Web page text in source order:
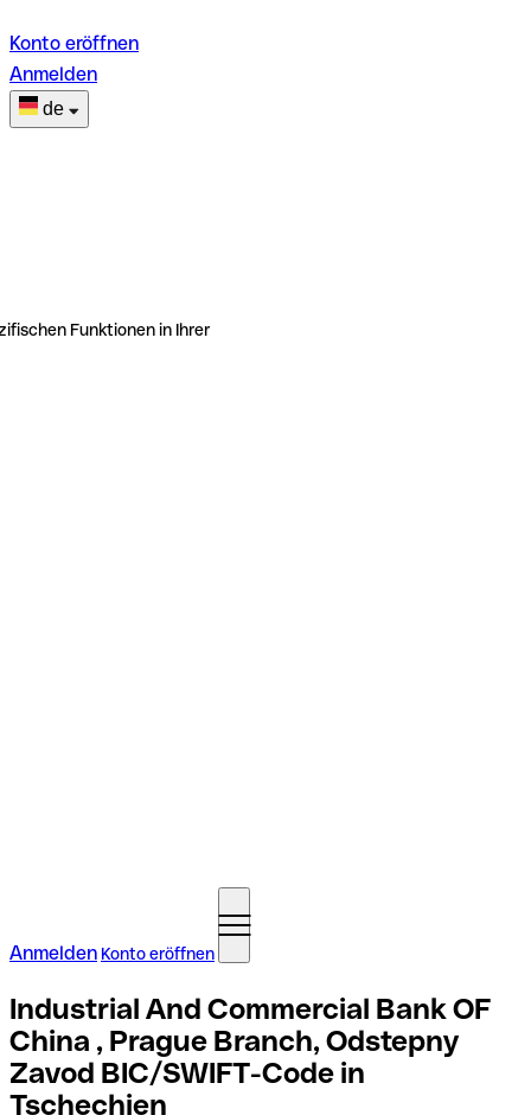
Konto eröffnen
Anmelden
de
Funktionen in Ihrer
Anmelden Konto eröffnen
Industrial And Commercial Bank OF
China , Prague Branch, Odstepny
Zavod BIC/SWIFT-Code in
Tschechien